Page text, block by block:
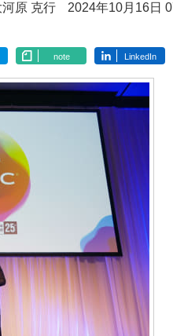
河原 克行 2024年10月16日
note LinkedIn